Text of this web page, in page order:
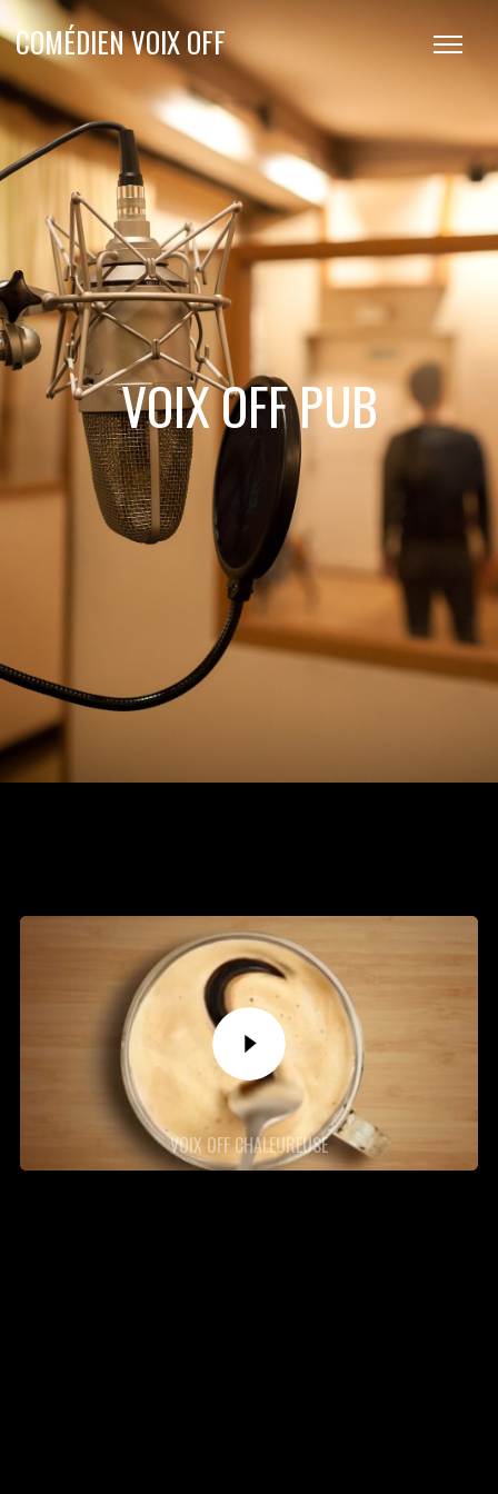
COMÉDIEN VOIX OFF
VOIX OFF PUB
VOIX OFF CHALEUREUSE